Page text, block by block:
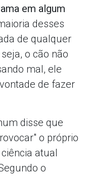
em algum
desses
de qualquer
o cão não
mal, ele
de fazer
disse que
o próprio
atual
o